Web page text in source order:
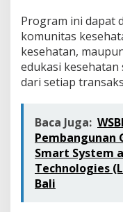
Program ini dapat
komunitas
kesehatan,
edukasi
dari setiap
Baca Juga:
Pembangunan
Smart System
Technologies
Bali